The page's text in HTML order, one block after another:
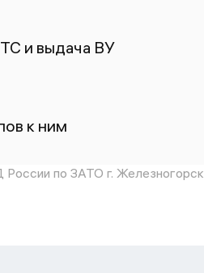
и выдача ВУ
к ним
по ЗАТО г. Железногорск